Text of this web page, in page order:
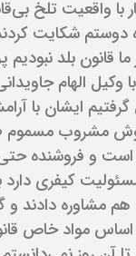
با واقعیت تلخ
دوستم شکایت
قانون بلد نبودیم
وکیل الهام
ایشان با
مشروب مسموم
و فروشنده
کیفری دارد
مشاوره دادند و
اساس مواد خاص